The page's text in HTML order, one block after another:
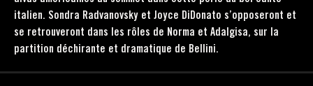
italien. Sondra Radvanovsky et Joyce DiDonato s’opposeront et
se retrouveront dans les rôles de Norma et Adalgisa, sur la
partition déchirante et dramatique de Bellini.